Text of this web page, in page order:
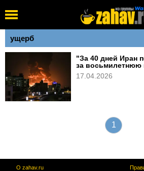
ущерб
"За 40 дней Иран
за восьмилетнюю
17.04.2026
1
О zahav.ru